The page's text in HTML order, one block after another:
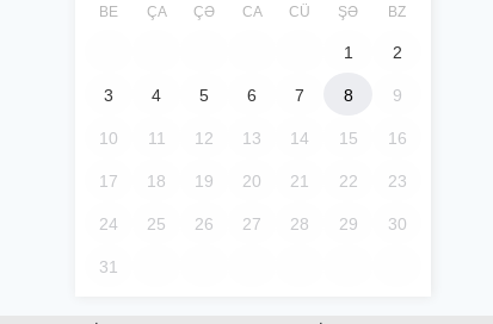
BE ÇA ÇƏ CA CÜ ŞƏ BZ
1 2
3 4 5 6 7 8 9
10 11 12 13 14 15 16
17 18 19 20 21 22 23
24 25 26 27 28 29 30
31